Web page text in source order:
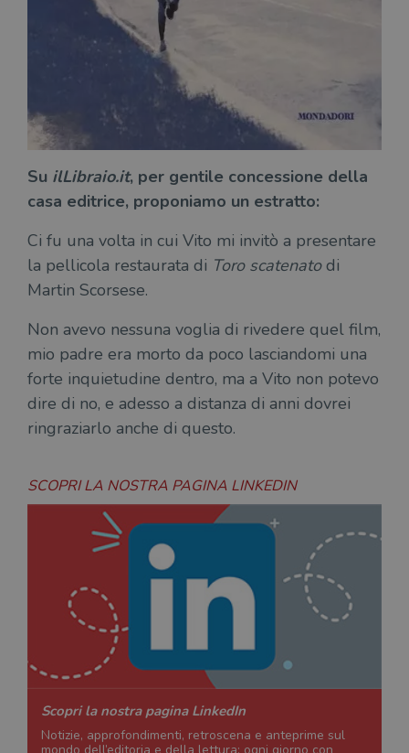
Su ilLibraio.it, per gentile concessione della
casa editrice, proponiamo un estratto:
Ci fu una volta in cui Vito mi invitò a presentare
la pellicola restaurata di Toro scatenatodi
Martin Scorsese.
Non avevo nessuna voglia di rivedere quel film,
mio padre era morto da poco lasciandomi una
forte inquietudine dentro, ma a Vito non potevo
dire di no, e adesso a distanza di anni dovrei
ringraziarlo anche di questo.
SCOPRI LA NOSTRA PAGINA LINKEDIN
Scopri la nostra pagina LinkedIn
Notizie, approfondimenti, retroscena e anteprime sul